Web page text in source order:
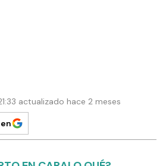
actualizado hace 2 meses